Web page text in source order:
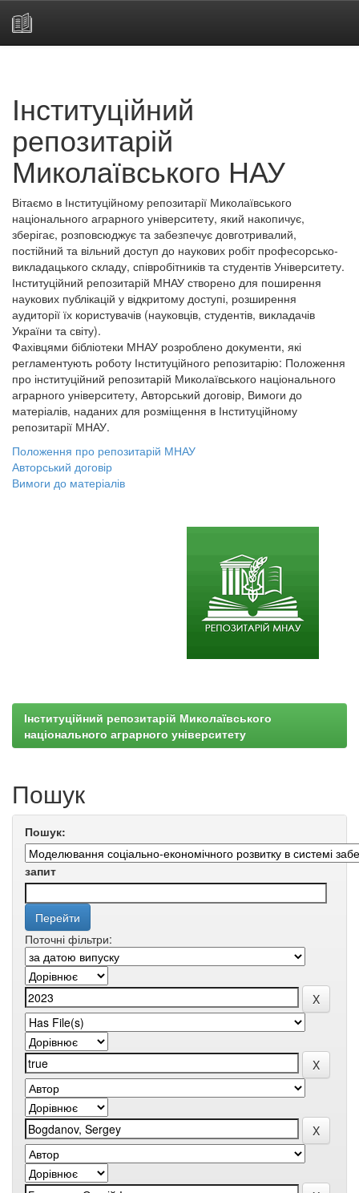
Інституційний
репозитарій
Миколаївського НАУ
Вітаємо в Інституційному репозитарії Миколаївського
національного аграрного університету, який накопичує,
зберігає, розповсюджує та забезпечує довготривалий,
постійний та вільний доступ до наукових робіт професорсько-
викладацького складу, співробітників та студентів Університету.
Інституційний репозитарій МНАУ створено для поширення
наукових публікацій у відкритому доступі, розширення
аудиторії їх користувачів (науковців, студентів, викладачів
України та світу).
Фахівцями бібліотеки МНАУ розроблено документи, які
регламентують роботу Інституційного репозитарію: Положення
про інституційний репозитарій Миколаївського національного
аграрного університету, Авторський договір, Вимоги до
матеріалів, наданих для розміщення в Інституційному
репозитарії МНАУ.
Положення про репозитарій МНАУ
Авторський договір
Вимоги до матеріалів
Інституційний репозитарій Миколаївського
національного аграрного університету
Пошук
Пошук:
запит
Поточні фільтри: